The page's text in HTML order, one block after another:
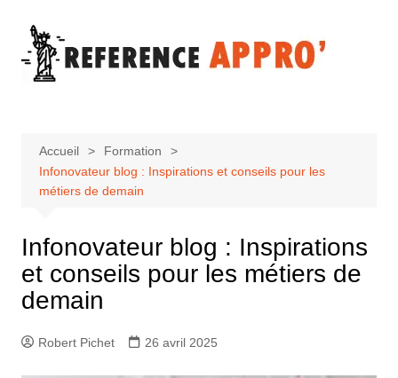
contenu
Accueil
Formation
Infonovateur blog : Inspirations et conseils pour les
métiers de demain
Infonovateur blog : Inspirations
et conseils pour les métiers de
demain
Robert Pichet 26 avril 2025